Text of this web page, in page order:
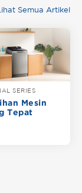
Semua Artikel
SERIES
Mesin
Tepat